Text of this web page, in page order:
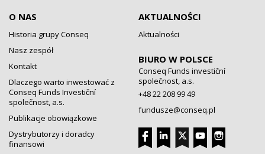
O NAS
Historia grupy Conseq
Nasz zespół
Kontakt
Dlaczego warto inwestować z
Conseq Funds Investiční
společnost, a.s.
Publikacje obowiązkowe
Dystrybutorzy i doradcy
finansowi
AKTUALNOŚCI
Aktualności
BIURO W POLSCE
Conseq Funds investiční
společnost, a.s.
+48 22 208 99 49
fundusze@conseq.pl